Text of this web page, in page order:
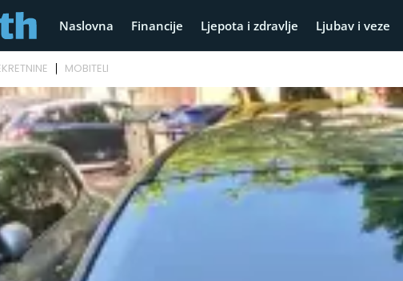
Naslovna Financije Ljepota i zdravlje Ljubav i veze